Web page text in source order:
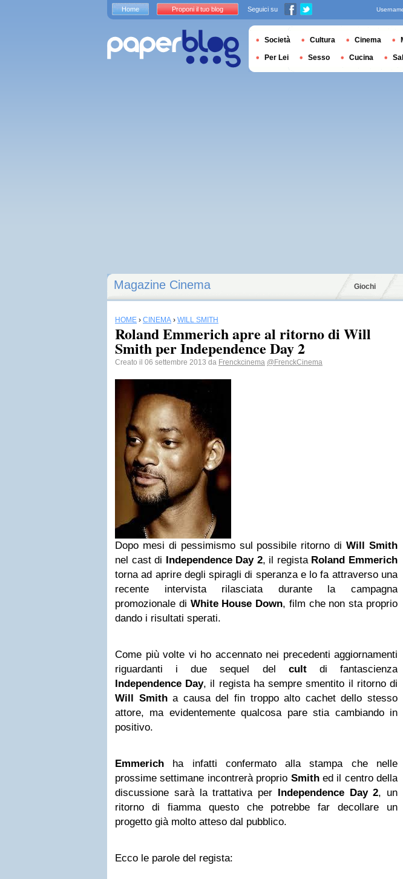
Magazine Cinema Giochi
HOME › CINEMA › WILL SMITH
Roland Emmerich apre al ritorno di Will
Smith per Independence Day 2
Creato il 06 settembre 2013 da Frenckcinema @FrenckCinema
Dopo mesi di pessimismo sul possibile ritorno diWill Smith
nel cast di Independence Day 2, il regista Roland Emmerich
torna ad aprire degli spiragli di speranza e lo fa attraverso una
recente intervista rilasciata durante la campagna
promozionale di White House Down, film che non sta proprio
dando i risultati sperati.
Come più volte vi ho accennato nei precedenti aggiornamenti
riguardanti i due sequel del cultdi fantascienza
Independence Day, il regista ha sempre smentito il ritorno di
Will Smitha causa del fin troppo alto cachet dello stesso
attore, ma evidentemente qualcosa pare stia cambiando in
positivo.
Emmerich ha infatti confermato alla stampa che nelle
prossime settimane incontrerà proprio Smith ed il centro della
discussione sarà la trattativa per Independence Day 2, un
ritorno di fiamma questo che potrebbe far decollare un
progetto già molto atteso dal pubblico.
Ecco le parole del regista:
Home Proponi il tuo blog Seguici su
Società Cultura Cinema
Per Lei Sesso Cucina